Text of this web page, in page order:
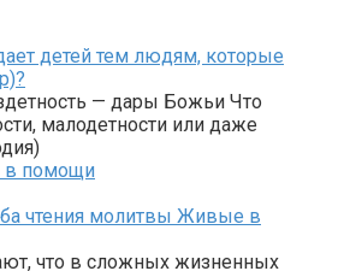
детей тем людям, которые
— дары Божьи Что
малодетности или даже
чтения молитвы Живые в
что в сложных жизненных